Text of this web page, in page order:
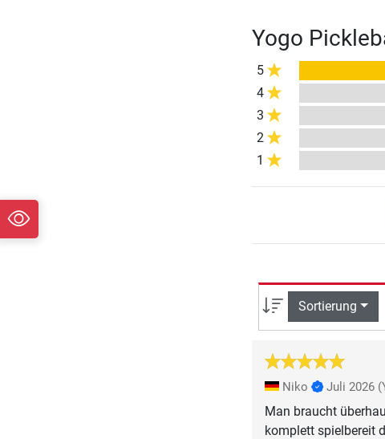
Yogo
5
4
3
2
1
Sortierung
Niko Juli 2026
Man braucht
komplett spielbereit